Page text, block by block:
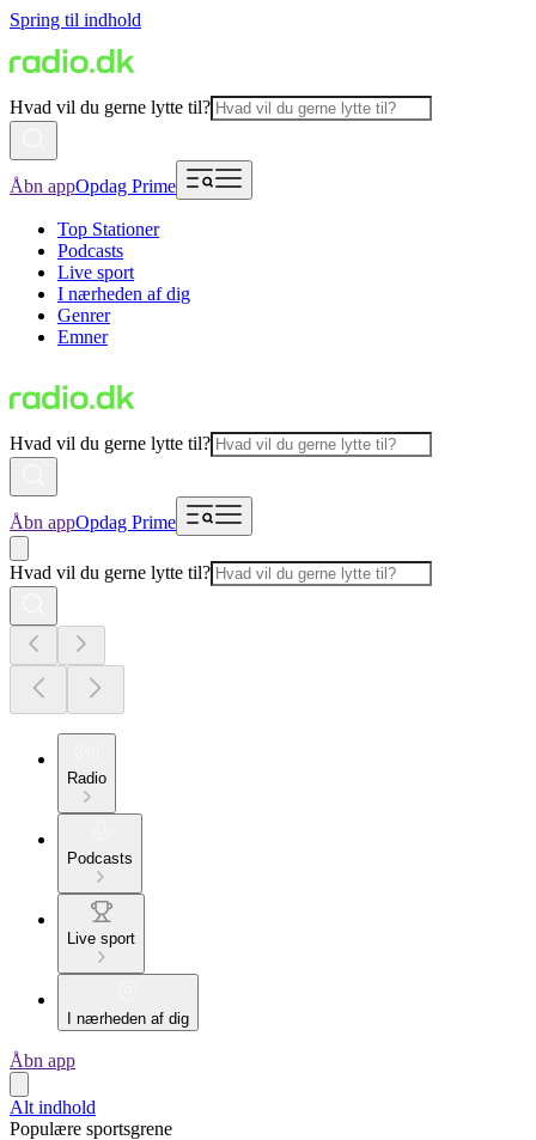
Spring til indhold
Hvad vil du gerne lytte til?
Åbn appOpdag Prime
Top Stationer
Podcasts
Live sport
I nærheden af dig
Genrer
Emner
Hvad vil du gerne lytte til?
Åbn appOpdag Prime
Hvad vil du gerne lytte til?
Radio
Podcasts
Live sport
I nærheden af dig
Åbn app
Alt indhold
Populære sportsgrene